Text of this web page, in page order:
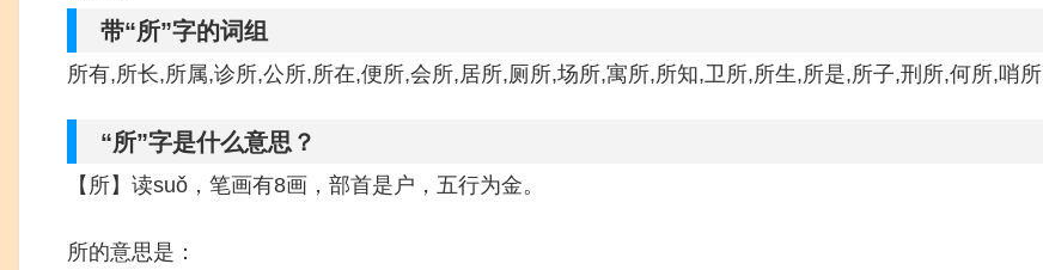
带“所”字的词组
所有,所长,所属,诊所,公所,所在,便所,会所,居所,厕所,场所,寓所,所知,卫所,所生,所是,所子,刑所,何所,哨所
“所”字是什么意思？
【所】读suǒ，笔画有8画，部首是户，五行为金。
所的意思是：